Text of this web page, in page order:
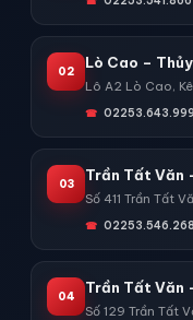
02
Lò Cao –
Lô A2 Lò Cao,
02253.643.999
03
Trần Tất Văn
Số 411 Trần Tất
02253.546.268
04
Trần Tất Văn
Số 129 Trần Tất